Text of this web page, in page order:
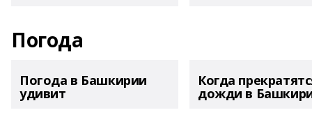
Погода
Погода в Башкирии
удивит
Когда
дожди в